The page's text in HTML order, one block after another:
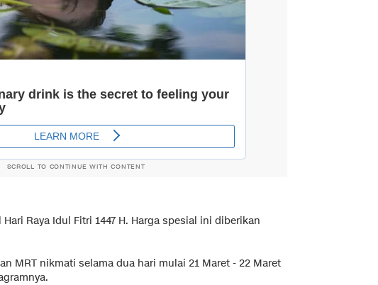
SCROLL TO CONTINUE WITH CONTENT
Raya Idul Fitri 1447 H. Harga spesial ini diberikan
MRT nikmati selama dua hari mulai 21 Maret - 22 Maret